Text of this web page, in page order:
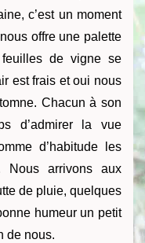
c’est un moment
offre une palette
de vigne se
est frais et oui nous
Chacun à son
d’admirer la vue
d’habitude les
Nous arrivons aux
de pluie, quelques
humeur un petit
de nous.